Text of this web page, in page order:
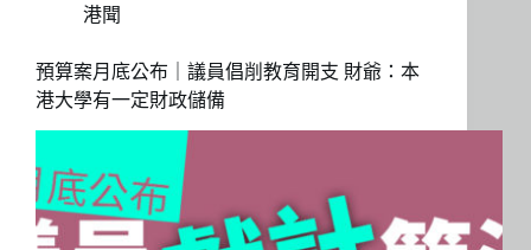
港聞
預算案月底公布｜議員倡削教育開支 財爺：本
港大學有一定財政儲備